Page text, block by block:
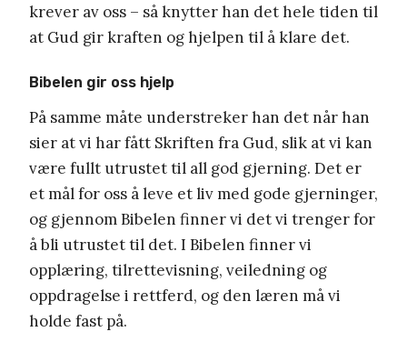
krever av oss – så knytter han det hele tiden til
at Gud gir kraften og hjelpen til å klare det.
Bibelen gir oss hjelp
På samme måte understreker han det når han
sier at vi har fått Skriften fra Gud, slik at vi kan
være fullt utrustet til all god gjerning. Det er
et mål for oss å leve et liv med gode gjerninger,
og gjennom Bibelen finner vi det vi trenger for
å bli utrustet til det. I Bibelen finner vi
opplæring, tilrettevisning, veiledning og
oppdragelse i rettferd, og den læren må vi
holde fast på.